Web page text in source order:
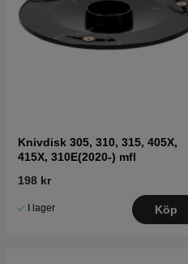
Knivdisk 305, 310, 315, 405X,
415X, 310E(2020-) mfl
198 kr
I lager Köp